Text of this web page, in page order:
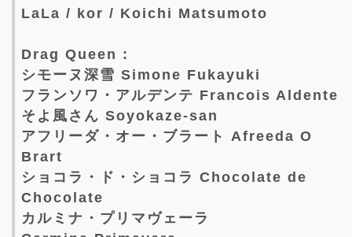
LaLa / kor / Koichi Matsumoto
Drag Queen :
シモーヌ深雪 Simone Fukayuki
フランソワ・アルデンテ Francois Aldente
そよ風さん Soyokaze-san
アフリーダ・オー・ブラート Afreeda O
Brart
ショコラ・ド・ショコラ Chocolate de
Chocolate
カルミナ・プリマヴェーラ